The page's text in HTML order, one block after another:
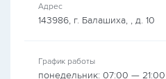
Адрес
143986, г. Балашиха, , д. 10
График работы
понедельник: 07:00 — 21:00